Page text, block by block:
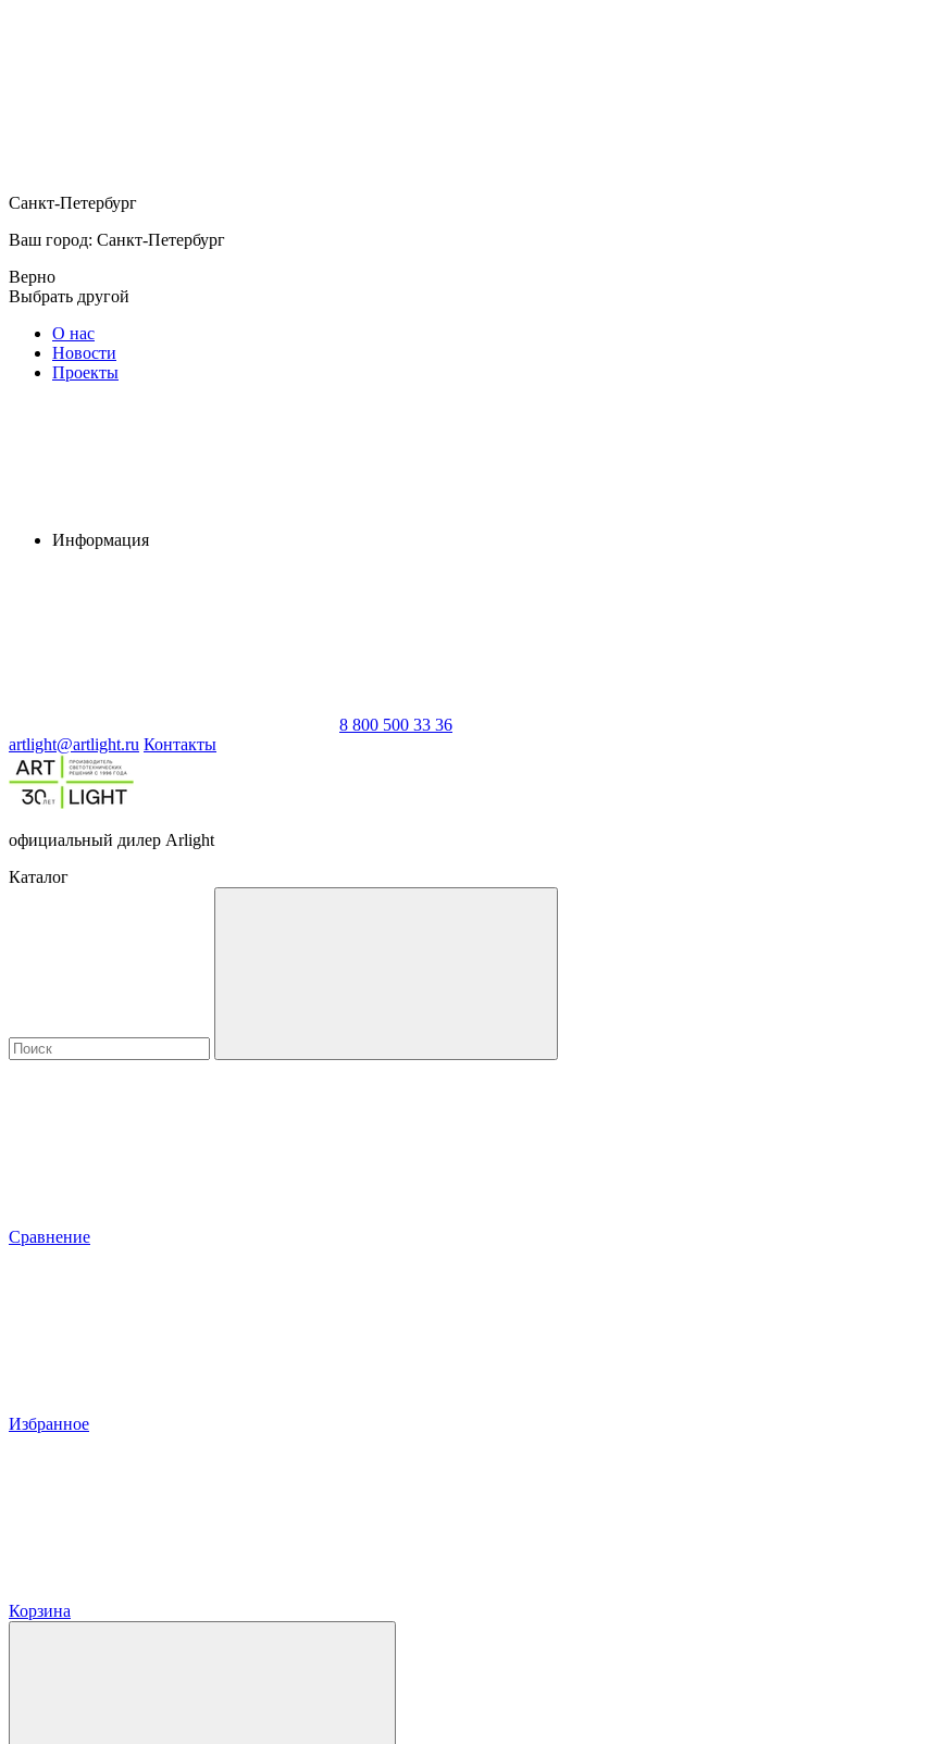
Санкт-Петербург
Ваш город: Санкт-Петербург
Верно
Выбрать другой
О нас
Новости
Проекты
Информация
8 800 500 33 36
artlight@artlight.ru Контакты
официальный дилер Arlight
Каталог
Сравнение
Избранное
Корзина